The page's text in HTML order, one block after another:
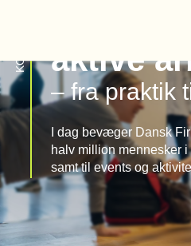
aktive
– fra praktik
I dag bevæger Dansk
halv million mennesker
samt til events og